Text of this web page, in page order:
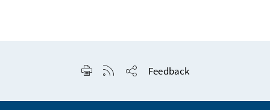
Seite drucken
RSS-Feed anzeigen
Feedback